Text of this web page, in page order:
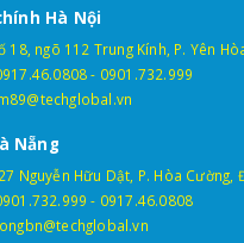
Hà Nội
18, ngõ 112 Trung Kính, P. Yên
- 0901.732.999
Nẵng
Nguyễn Hữu Dật, P. Hòa Cường,
- 0917.46.0808